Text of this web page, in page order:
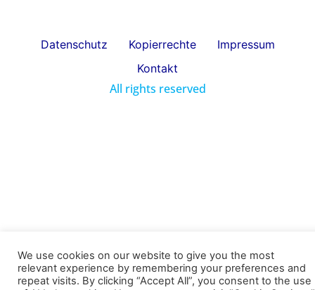
Datenschutz Kopierrechte
Impressum
Kontakt
All rights reserved
We use cookies on our website to give you the most
relevant experience by remembering your preferences and
repeat visits. By clicking “Accept All”, you consent to the use